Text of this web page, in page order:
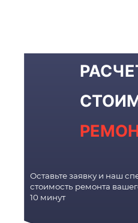
Оставьте заявку и наш
стоимость ремонта
10 минут